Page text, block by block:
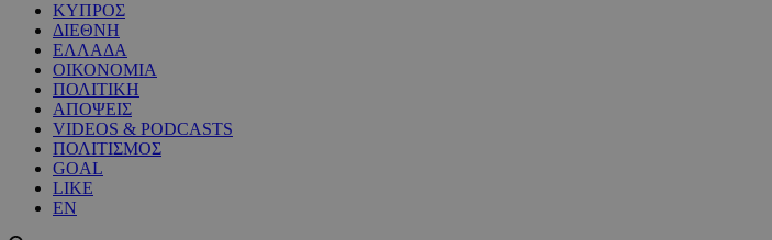
ΚΥΠΡΟΣ
ΔΙΕΘΝΗ
ΕΛΛΑΔΑ
ΟΙΚΟΝΟΜΙΑ
ΠΟΛΙΤΙΚΗ
ΑΠΟΨΕΙΣ
VIDEOS & PODCASTS
ΠΟΛΙΤΙΣΜΟΣ
GOAL
LIKE
EN